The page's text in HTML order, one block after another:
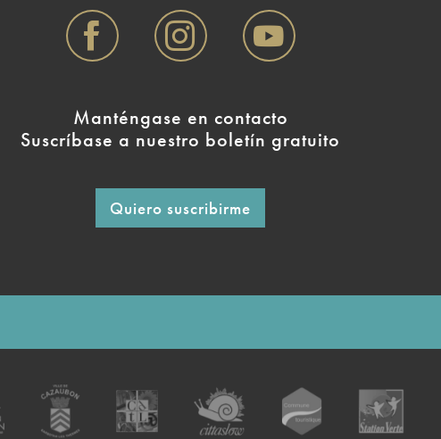
Manténgase en contacto
Suscríbase a nuestro boletín gratuito
Quiero suscribirme